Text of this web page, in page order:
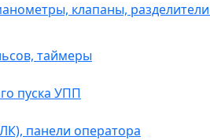
клапаны,
таймеры
пуска УПП
панели оператора